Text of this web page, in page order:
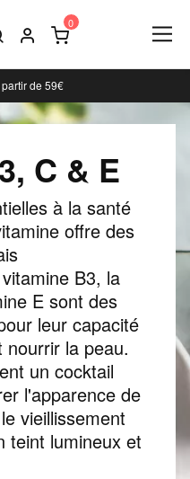
de 59€
C & E
à la santé
offre des
B3, la
E sont des
leur capacité
la peau.
un cocktail
l'apparence de
vieillissement
teint lumineux et